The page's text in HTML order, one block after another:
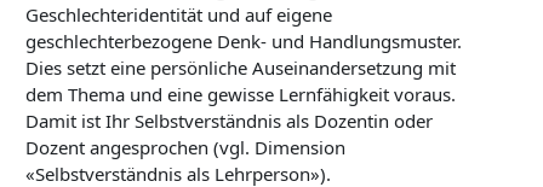
Geschlechteridentität und auf eigene
geschlechterbezogene Denk- und Handlungsmuster.
Dies setzt eine persönliche Auseinandersetzung mit
dem Thema und eine gewisse Lernfähigkeit voraus.
Damit ist Ihr Selbstverständnis als Dozentin oder
Dozent angesprochen (vgl. Dimension
«Selbstverständnis als Lehrperson»).